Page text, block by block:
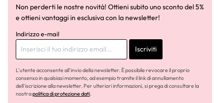
Non perderti le nostre novità! Ottieni subito uno sconto del 5%
e ottieni vantaggi in esclusiva con la newsletter!
Indirizzo e-mail
Iscriviti
L'utente acconsente all'invio della newsletter. È possibile revocare il proprio
consenso in qualsiasi momento, ad esempio tramite il link di annullamento
dell'iscrizione alla newsletter. Per ulteriori informazioni, si prega di consultare la
nostrapolitica di protezione dati.